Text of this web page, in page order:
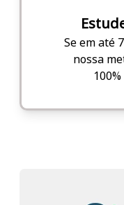
Se em até
nossa